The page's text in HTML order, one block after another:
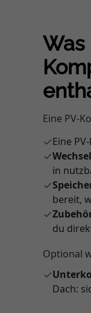
Was
Eine PV-
✓Eine
✓
in
✓
bereit,
✓
du
Optional
✓
Dach: